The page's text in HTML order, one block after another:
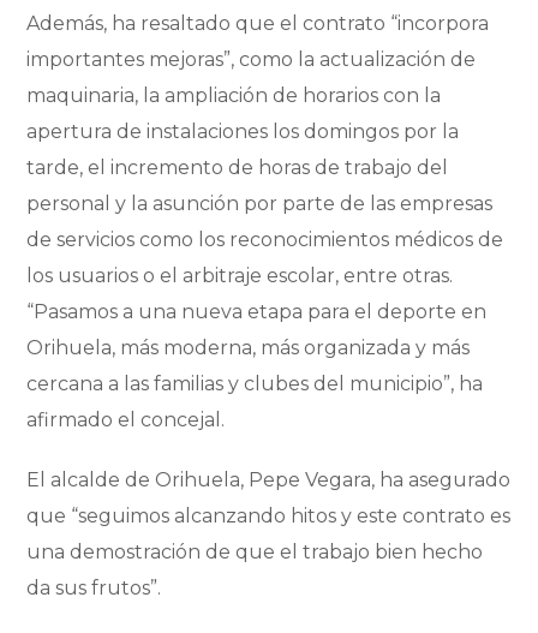
Además, ha resaltado que el contrato “incorpora
importantes mejoras”, como la actualización de
maquinaria, la ampliación de horarios con la
apertura de instalaciones los domingos por la
tarde, el incremento de horas de trabajo del
personal y la asunción por parte de las empresas
de servicios como los reconocimientos médicos de
los usuarios o el arbitraje escolar, entre otras.
“Pasamos a una nueva etapa para el deporte en
Orihuela, más moderna, más organizada y más
cercana a las familias y clubes del municipio”, ha
afirmado el concejal.
El alcalde de Orihuela, Pepe Vegara, ha asegurado
que “seguimos alcanzando hitos y este contrato es
una demostración de que el trabajo bien hecho
da sus frutos”.